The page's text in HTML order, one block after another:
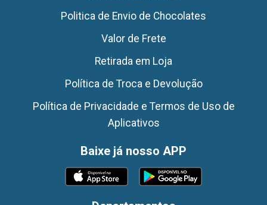
Politica de Envio de Chocolates
Valor de Frete
Retirada em Loja
Política de Troca e Devolução
Política de Privacidade e Termos de Uso de
Aplicativos
Baixe já nosso APP